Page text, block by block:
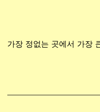
가장 정없는 곳에서 가장